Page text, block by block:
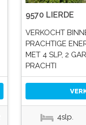
9570 LIERDE
VERKOCHT
PRACHTIGE
MET 4 SLP, 2
PRACHTI
4slp.